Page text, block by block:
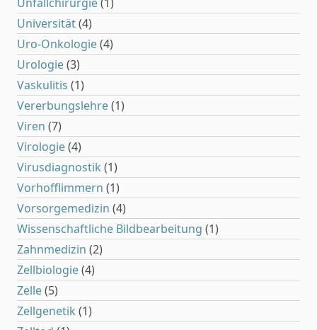
Universität(4)
Uro-Onkologie(4)
Urologie(3)
Vaskulitis (1)
Vererbungslehre(1)
Viren (7)
Virologie(4)
Virusdiagnostik (1)
Vorhofflimmern (1)
Vorsorgemedizin (4)
Wissenschaftliche Bildbearbeitung (1)
Zahnmedizin (2)
Zellbiologie(4)
Zelle(5)
Zellgenetik (1)